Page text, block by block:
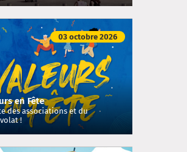
03 octobre 2026
en Fête
des associations et du
!